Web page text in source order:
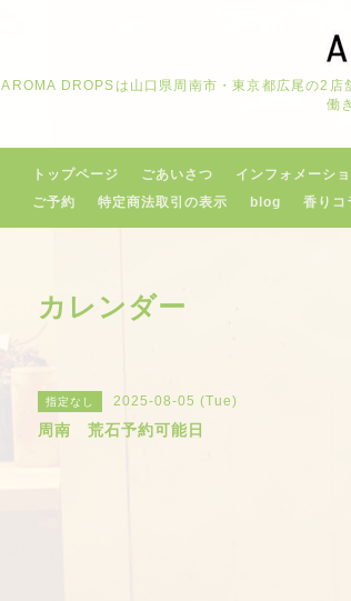
AROMA DROPSは山口県周南市・東京都広尾の2店
働
トップページ ごあいさつ インフォメーシ
ご予約
特定商法取引の表示 blog 香り
カレンダー
指定なし 2025-08-05 (Tue)
周南 荒石予約可能日